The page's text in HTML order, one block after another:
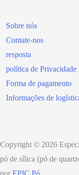
Sobre nós
Contate-nos
resposta
política de Privacidade
Forma de pagamento
Informações de
Copyright © 2026
pó de sílica (pó de
por EPIC Pó